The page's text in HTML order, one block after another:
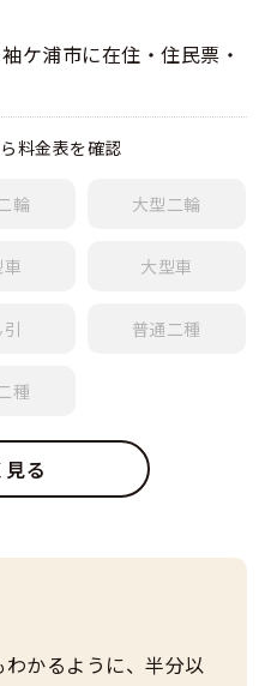
ケ浦市に在住・住民票・
料金表を確認
輪 大型 二輪
大型車
普通 二種
種
る
かるように、半分以